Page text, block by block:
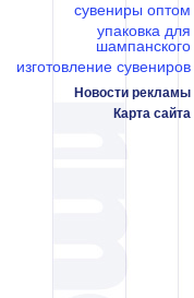
сувениры оптом
упаковка для
шампанского
изготовление сувениров
Новости рекламы
Карта сайта